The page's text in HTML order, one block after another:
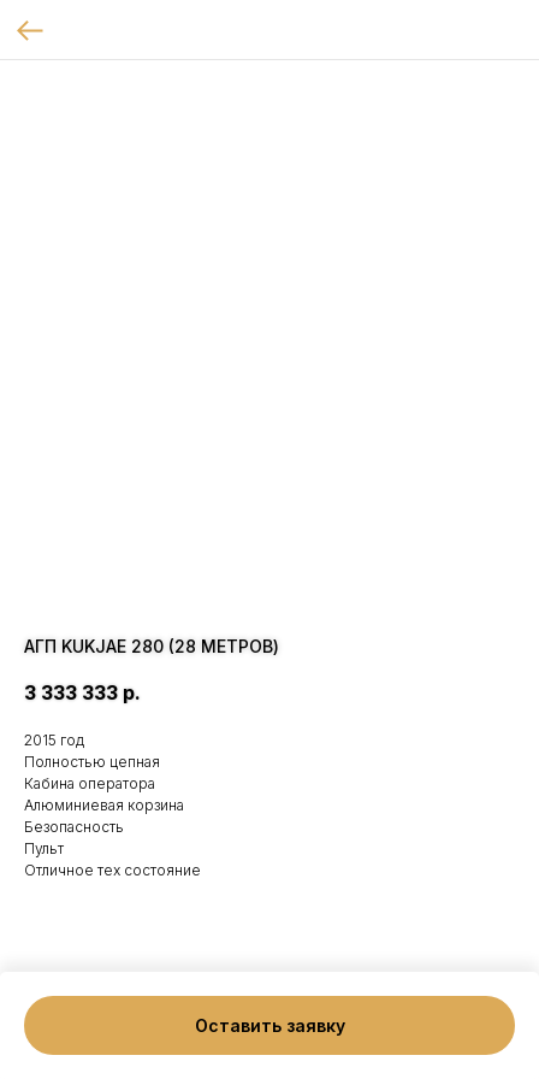
АГП KUKJAE 280 (28 МЕТРОВ)
3 333 333 р.
Оставить заявку
2015 год
Полностью цепная
Кабина оператора
Алюминиевая корзина
Безопасность
Пульт
Отличное тех состояние
Made on Tilda